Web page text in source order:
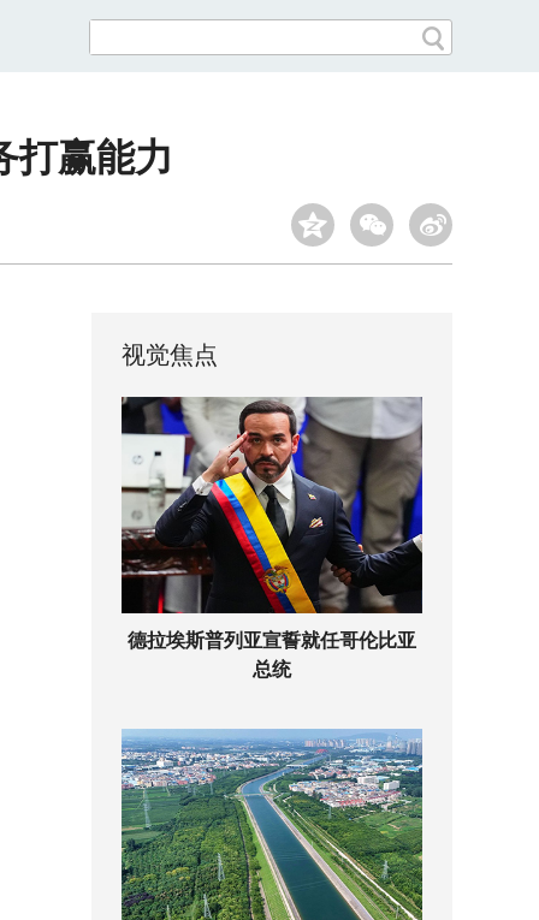
打赢能力
视觉焦点
德拉埃斯普列亚宣誓就任哥伦比亚
总统